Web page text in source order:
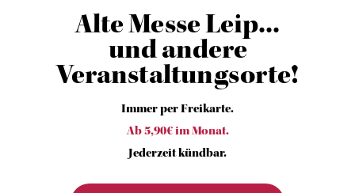
Alte Messe Leip...
und andere
Veranstaltungsorte!
Immer per Freikarte.
Ab 5,90€ im Monat.
Jederzeit kündbar.